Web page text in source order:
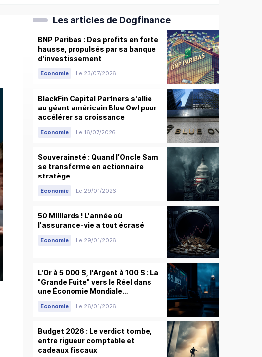
Les articles de Dogfinance
BNP Paribas : Des profits en forte
hausse, propulsés par sa banque
d'investissement
Economie Le 23/07/2026
BlackFin Capital Partners s'allie
au géant américain Blue Owl pour
accélérer sa croissance
Economie Le 16/07/2026
Souveraineté : Quand l’Oncle Sam
se transforme en actionnaire
stratège
Economie Le 29/01/2026
50 Milliards ! L'année où
l'assurance-vie a tout écrasé
Economie Le 29/01/2026
L'Or à 5 000 $, l'Argent à 100 $ : La
"Grande Fuite" vers le Réel dans
une Économie Mondiale
Economie Le 26/01/2026
Budget 2026 : Le verdict tombe,
entre rigueur comptable et
cadeaux fiscaux